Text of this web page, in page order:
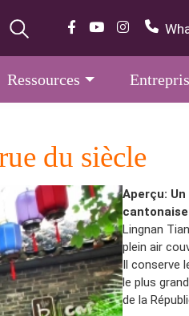
Ressources
du siècle
Aperçu:
Lingnan
plein air
Il conserve
le plus
de la